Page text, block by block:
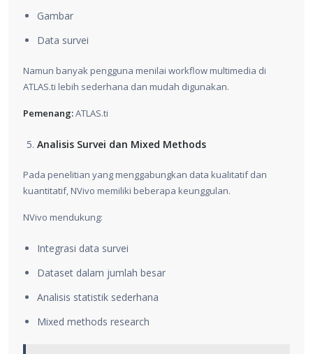
Gambar
Data survei
Namun banyak pengguna menilai workflow multimedia di
ATLAS.ti lebih sederhana dan mudah digunakan.
Pemenang:ATLAS.ti
Analisis Survei dan Mixed Methods
Pada penelitian yang menggabungkan data kualitatif dan
kuantitatif, NVivo memiliki beberapa keunggulan.
NVivo mendukung:
Integrasi data survei
Dataset dalam jumlah besar
Analisis statistik sederhana
Mixed methods research